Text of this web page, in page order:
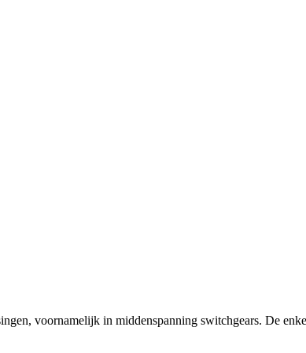
voornamelijk in middenspanning switchgears. De